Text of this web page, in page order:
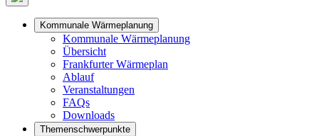
Kommunale Wärmeplanung
Kommunale Wärmeplanung
Übersicht
Frankfurter Wärmeplan
Ablauf
Veranstaltungen
FAQs
Downloads
Themenschwerpunkte